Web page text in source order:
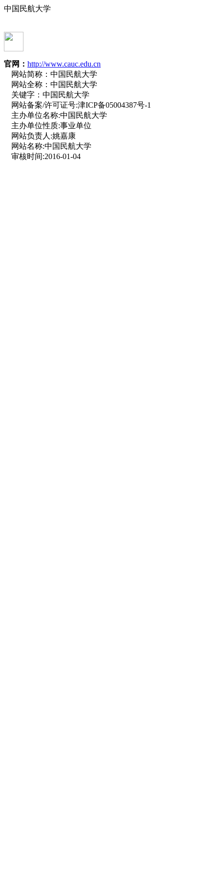
中国民航大学
官网： http://www.cauc.edu.cn
网站简称： 中国民航大学
网站全称： 中国民航大学
关键字： 中国民航大学
网站备案/许可证号:津ICP备05004387号-1
主办单位名称:中国民航大学
主办单位性质:事业单位
网站负责人:姚嘉康
网站名称:中国民航大学
审核时间:2016-01-04